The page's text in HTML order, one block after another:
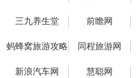
三九养生堂 前瞻网
蚂蜂窝旅游攻略 同程旅游网
新浪汽车网 慧聪网